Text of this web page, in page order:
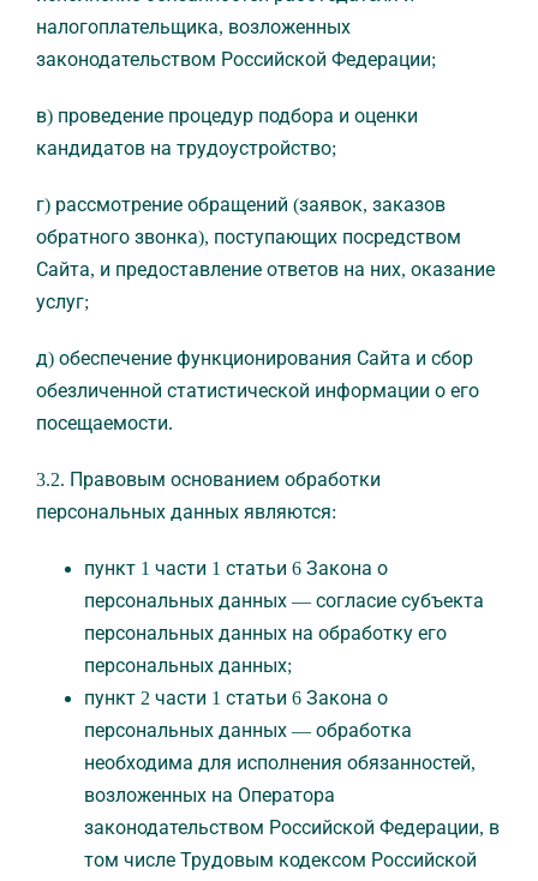
налогоплательщика, возложенных
законодательством Российской Федерации;
в) проведение процедур подбора и оценки
кандидатов на трудоустройство;
г) рассмотрение обращений (заявок, заказов
обратного звонка), поступающих посредством
Сайта, и предоставление ответов на них, оказание
услуг;
д) обеспечение функционирования Сайта и сбор
обезличенной статистической информации о его
посещаемости.
3.2. Правовым основанием обработки
персональных данных являются:
пункт 1 части 1 статьи 6 Закона о
персональных данных — согласие субъекта
персональных данных на обработку его
персональных данных;
пункт 2 части 1 статьи 6 Закона о
персональных данных — обработка
необходима для исполнения обязанностей,
возложенных на Оператора
законодательством Российской Федерации, в
том числе Трудовым кодексом Российской